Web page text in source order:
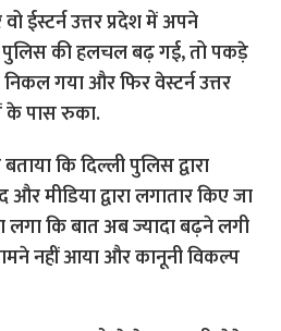
उत्तर प्रदेश में अपने
की हलचल बढ़ गई, तो पकड़े
गया और फिर वेस्टर्न उत्तर
के पास रुका.
कि दिल्ली पुलिस द्वारा
मीडिया द्वारा लगातार किए जा
लगा कि बात अब ज्यादा बढ़ने लगी
नहीं आया और कानूनी विकल्प